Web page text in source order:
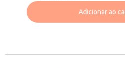
Adicionar ao